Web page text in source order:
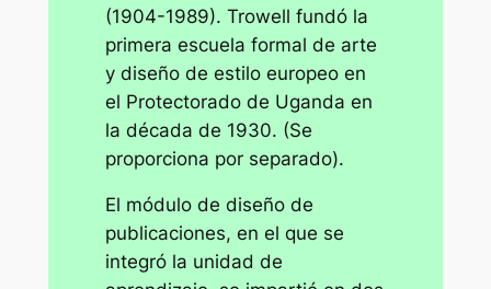
(1904-1989). Trowell fundó la
primera escuela formal de arte
y diseño de estilo europeo en
el Protectorado de Uganda en
la década de 1930. (Se
proporciona por separado).
El módulo de diseño de
publicaciones, en el que se
integró la unidad de